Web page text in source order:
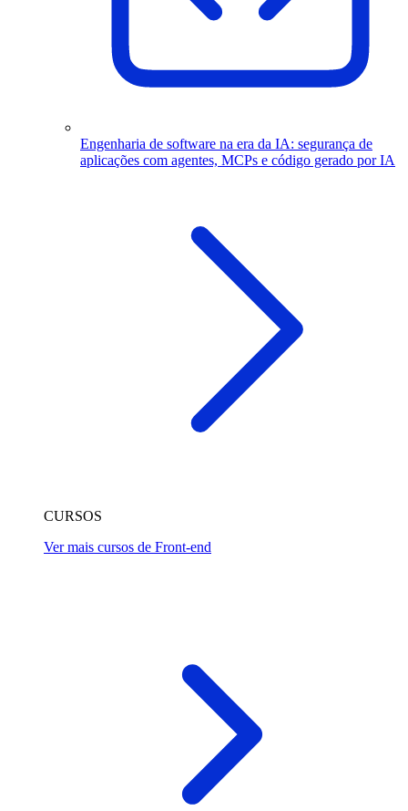
Engenharia de software na era da IA: segurança de
aplicações com agentes, MCPs e código gerado por IA
CURSOS
Ver mais cursos de Front-end